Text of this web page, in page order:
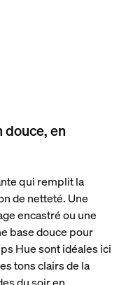
en
qui remplit la
de netteté. Une
encastré ou une
base douce pour
Hue sont idéales ici
tons clairs de la